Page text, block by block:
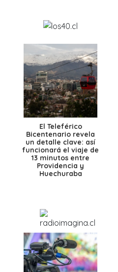
El Teleférico
Bicentenario revela
un detalle clave: así
funcionará el viaje de
13 minutos entre
Providencia y
Huechuraba